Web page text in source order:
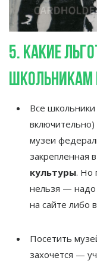
5. Какие
школьникам
Все школьники
музеи
закрепленная в
культуры. Но
нельзя — надо
на сайте либо в
Посетить
захочется —